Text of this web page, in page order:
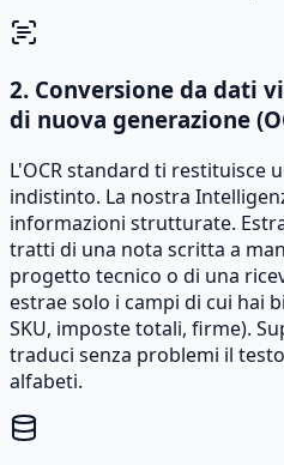
2. Conversione da dati
di nuova generazione
L'OCR standard ti restituisce
indistinto. La nostra
informazioni strutturate.
tratti di una nota scritta a
progetto tecnico o di una
estrae solo i campi di cui hai
SKU, imposte totali, firme).
traduci senza problemi il
alfabeti.